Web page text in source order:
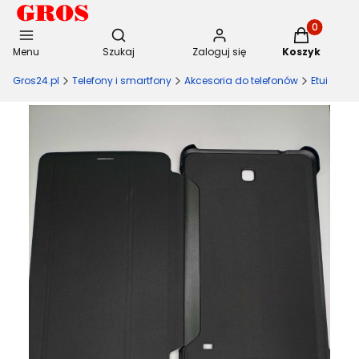
Menu
Otwórz wyszukiwarkę
Szukaj Zaloguj się
Produkty
Koszyk
Gros24.pl Telefony i smartfony Akcesoria do telefonów Etui